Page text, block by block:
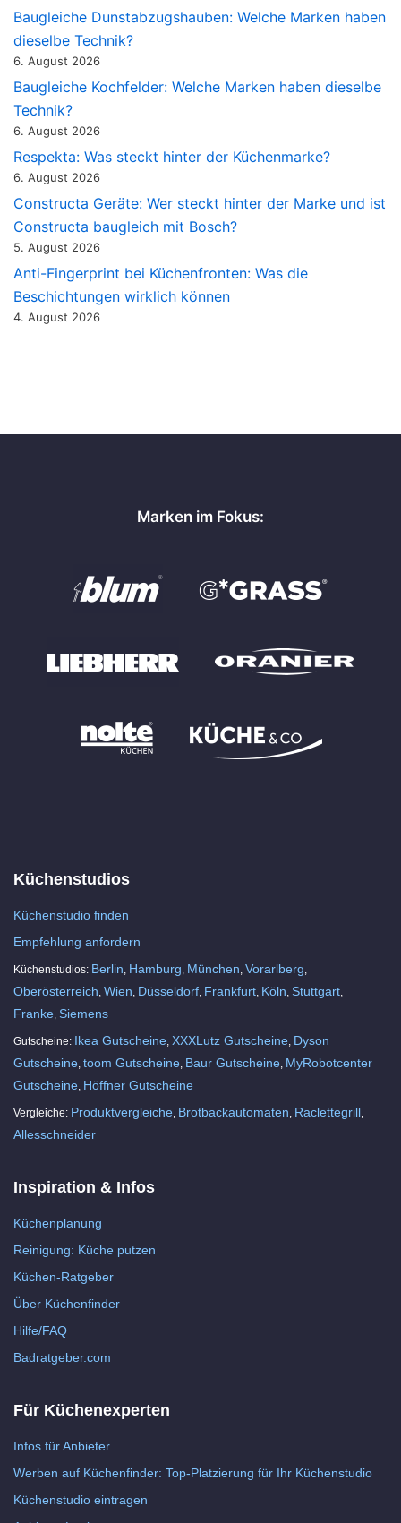
Baugleiche Dunstabzugshauben: Welche Marken haben
dieselbe Technik?
6. August 2026
Baugleiche Kochfelder: Welche Marken haben dieselbe
Technik?
6. August 2026
Respekta: Was steckt hinter der Küchenmarke?
6. August 2026
Constructa Geräte: Wer steckt hinter der Marke und ist
Constructa baugleich mit Bosch?
5. August 2026
Anti-Fingerprint bei Küchenfronten: Was die
Beschichtungen wirklich können
4. August 2026
Marken im Fokus:
Küchenstudios
Küchenstudio finden
Empfehlung anfordern
Küchenstudios: Berlin Hamburg München Vorarlberg
Oberösterreich Wien Düsseldorf Frankfurt Köln Stuttgart
Franke Siemens
Gutscheine: Ikea Gutscheine XXXLutz Gutscheine Dyson
Gutscheine toom Gutscheine Baur Gutscheine MyRobotcenter
Gutscheine Höffner Gutscheine
Vergleiche: Produktvergleiche Brotbackautomaten Raclettegrill
Allesschneider
Inspiration & Infos
Küchenplanung
Reinigung: Küche putzen
Küchen-Ratgeber
Über Küchenfinder
Hilfe/FAQ
Badratgeber.com
Für Küchenexperten
Infos für Anbieter
Werben auf Küchenfinder: Top-Platzierung für Ihr Küchenstudio
Küchenstudio eintragen